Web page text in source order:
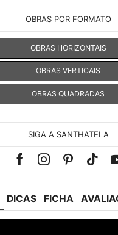
OBRAS POR FORMATO
OBRAS HORIZONTAIS
OBRAS VERTICAIS
OBRAS QUADRADAS
SIGA A SANTHATELA
FacebookInstagramTik-
DICAS FICHA